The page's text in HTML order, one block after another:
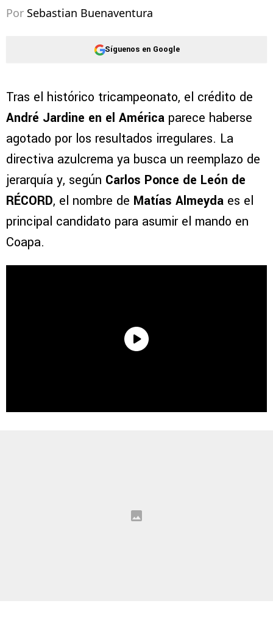
Por Sebastian Buenaventura
Síguenos en Google
Tras el histórico tricampeonato, el crédito de
André Jardine en el América parece haberse
agotado por los resultados irregulares. La
directiva azulcrema ya busca un reemplazo de
jerarquía y, según Carlos Ponce de León de
RÉCORD, el nombre de Matías Almeyda es el
principal candidato para asumir el mando en
Coapa.